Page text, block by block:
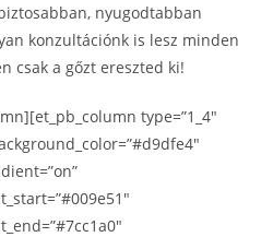
nyugodtabban
konzultációnk is lesz minden
csak a gőzt ereszted ki!
type=”1_4″